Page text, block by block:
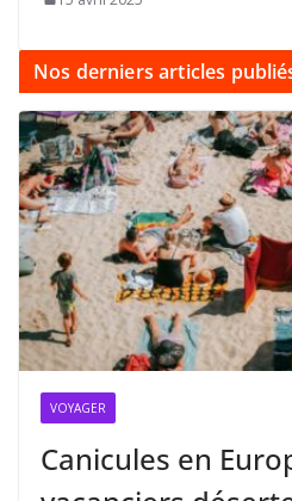
Nos derniers articles
VOYAGER
Canicules en